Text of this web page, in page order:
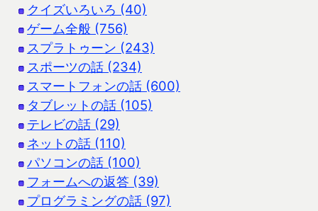
クイズいろいろ (40)
ゲーム全般 (756)
スプラトゥーン (243)
スポーツの話 (234)
スマートフォンの話 (600)
タブレットの話 (105)
テレビの話 (29)
ネットの話 (110)
パソコンの話 (100)
フォームへの返答 (39)
プログラミングの話 (97)